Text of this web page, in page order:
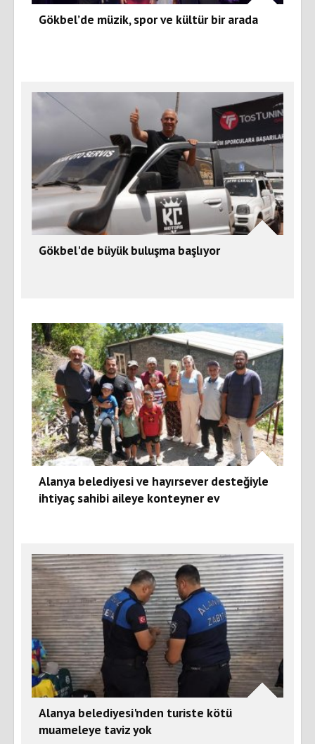
Gökbel’de müzik, spor ve kültür bir arada
Gökbel'de büyük buluşma başlıyor
Alanya belediyesi ve hayırsever desteğiyle
ihtiyaç sahibi aileye konteyner ev
Alanya belediyesi'nden turiste kötü
muameleye taviz yok